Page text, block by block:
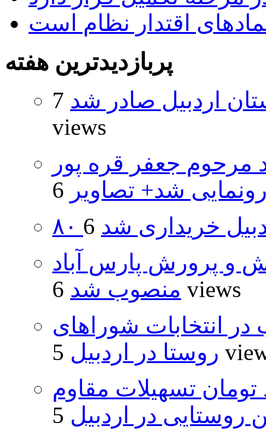
اقتدار نظام است
پربازدیدترین هفته
اردبیل صادر شد 7
views
مرحوم جعفر قره پور
شد+ تصاویر
خریداری شد
و پرورش پارس آباد
منصوب شد 6 views
۵۰۰۰ داوطلب در انتخابات شوراهای
روستا در اردبیل 5
و ۴۸۰ میلیارد تومان تسهیلات مقاوم
در اردبیل